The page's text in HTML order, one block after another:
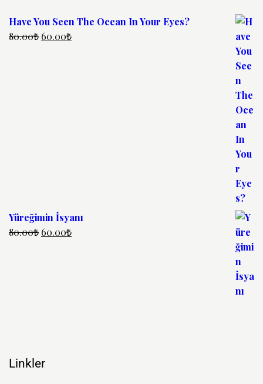
Have You Seen The Ocean In Your Eyes?
80.00₺ 60.00₺
Yüreğimin İsyanı
80.00₺ 60.00₺
Linkler